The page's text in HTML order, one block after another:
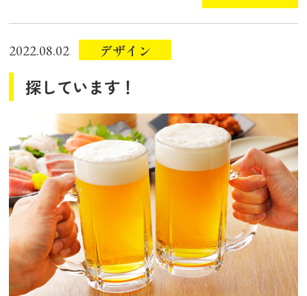
2022.08.02 デザイン
探しています！